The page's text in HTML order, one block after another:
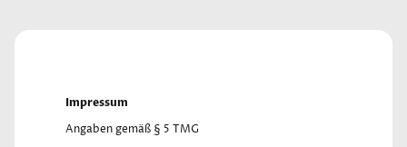
Impressum
Angaben gemäß § 5 TMG